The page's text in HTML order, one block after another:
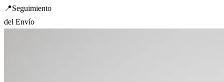
📍Seguimiento
del Envío